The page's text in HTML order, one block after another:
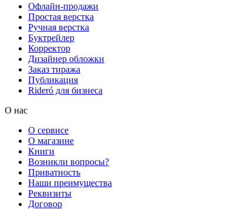
Офлайн-продажи
Простая верстка
Ручная верстка
Буктрейлер
Корректор
Дизайнер обложки
Заказ тиража
Публикация
Rideró для бизнеса
О нас
О сервисе
О магазине
Книги
Возникли вопросы?
Приватность
Наши преимущества
Реквизиты
Договор